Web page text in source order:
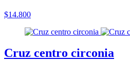
$14.800
Cruz centro circonia